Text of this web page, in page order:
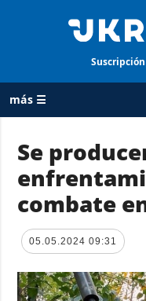
Suscripción
más ☰
TODAS LAS
CATEGORÍAS
Guerra
Reconstrucción
Política
Se
combate
05.05.2024 09:31